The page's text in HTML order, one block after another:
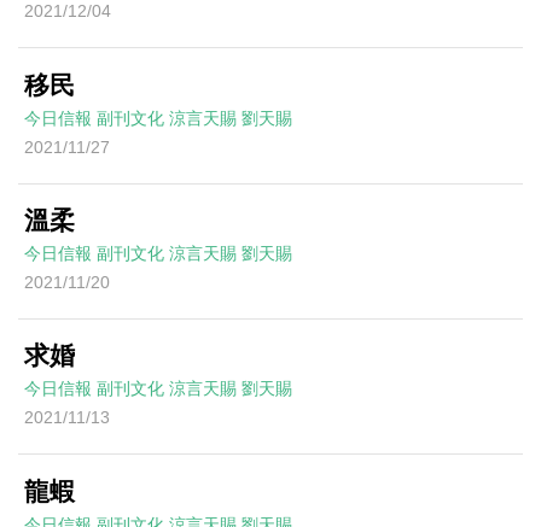
2021/12/04
移民
今日信報 副刊文化 涼言天賜 劉天賜
2021/11/27
溫柔
今日信報 副刊文化 涼言天賜 劉天賜
2021/11/20
求婚
今日信報 副刊文化 涼言天賜 劉天賜
2021/11/13
龍蝦